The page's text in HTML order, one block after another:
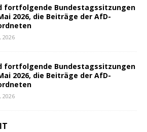
fortfolgende Bundestagssitzungen
2026, die Beiträge der AfD-
2026
fortfolgende Bundestagssitzungen
2026, die Beiträge der AfD-
2026